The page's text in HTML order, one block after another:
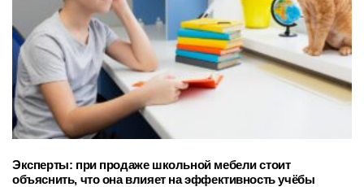
Эксперты: при продаже школьной мебели стоит
объяснить, что она влияет на эффективность учёбы